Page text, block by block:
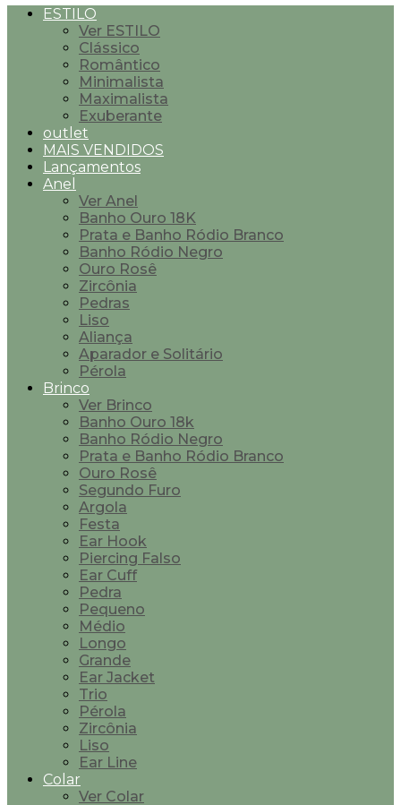
ESTILO
Ver ESTILO
Clássico
Romântico
Minimalista
Maximalista
Exuberante
outlet
MAIS VENDIDOS
Lançamentos
Anel
Ver Anel
Banho Ouro 18K
Prata e Banho Ródio Branco
Banho Ródio Negro
Ouro Rosê
Zircônia
Pedras
Liso
Aliança
Aparador e Solitário
Pérola
Brinco
Ver Brinco
Banho Ouro 18k
Banho Ródio Negro
Prata e Banho Ródio Branco
Ouro Rosê
Segundo Furo
Argola
Festa
Ear Hook
Piercing Falso
Ear Cuff
Pedra
Pequeno
Médio
Longo
Grande
Ear Jacket
Trio
Pérola
Zircônia
Liso
Ear Line
Colar
Ver Colar